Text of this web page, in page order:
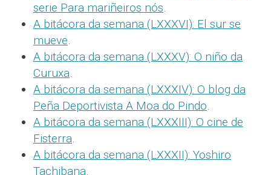
serie Para mariñeiros nós.
A bitácora da semana (LXXXVI): El sur se
mueve.
A bitácora da semana (LXXXV): O niño da
Curuxa.
A bitácora da semana (LXXXIV): O blog da
Peña Deportivista A Moa do Pindo.
A bitácora da semana (LXXXIII): O cine de
Fisterra.
A bitácora da semana (LXXXII): Yoshiro
Tachibana.